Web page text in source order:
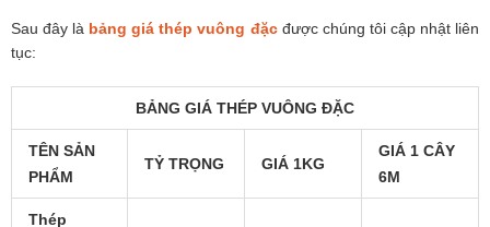
Sau đây là bảng giá thép vuông đặcđược chúng tôi cập nhật liên
tục:
BẢNG GIÁ THÉP VUÔNG ĐẶC
TÊN SẢN
PHẨM
TỶ TRỌNG GIÁ 1KG
GIÁ 1 CÂY
6M
Thép